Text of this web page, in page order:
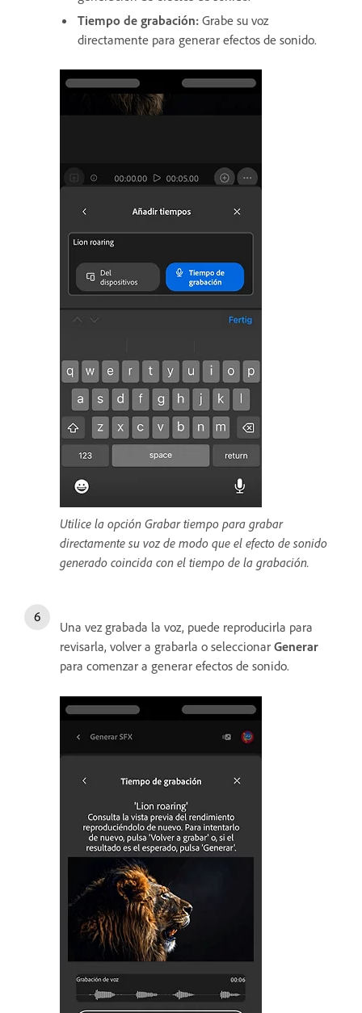
Tiempo de grabación: Grabe su voz
directamente para generar efectos de sonido.
Utilice la opción Grabar tiempo para grabar
directamente su voz de modo que el efecto de sonido
generado coincida con el tiempo de la grabación.
Una vez grabada la voz, puede reproducirla para
revisarla, volver a grabarla o seleccionar Generar
para comenzar a generar efectos de sonido.